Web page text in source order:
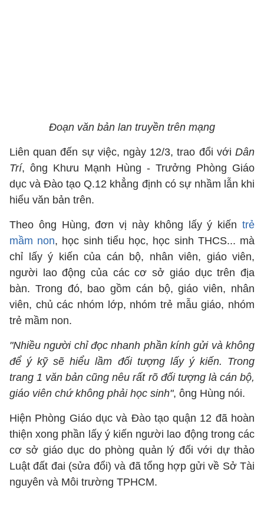
Đoạn văn bản lan truyền trên mạng
Liên quan đến sự việc, ngày 12/3, trao đổi với Dân
Trí, ông Khưu Mạnh Hùng - Trưởng Phòng Giáo
dục và Đào tạo Q.12 khẳng định có sự nhầm lẫn khi
hiểu văn bản trên.
Theo ông Hùng, đơn vị này không lấy ý kiến trẻ
mầm non, học sinh tiểu học, học sinh THCS... mà
chỉ lấy ý kiến của cán bộ, nhân viên, giáo viên,
người lao động của các cơ sở giáo dục trên địa
bàn. Trong đó, bao gồm cán bộ, giáo viên, nhân
viên, chủ các nhóm lớp, nhóm trẻ mẫu giáo, nhóm
trẻ mầm non.
"Nhiều người chỉ đọc nhanh phần kính gửi và không
để ý kỹ sẽ hiểu lầm đối tượng lấy ý kiến. Trong
trang 1 văn bản cũng nêu rất rõ đối tượng là cán bộ,
giáo viên chứ không phải học sinh", ông Hùng nói.
Hiện Phòng Giáo dục và Đào tạo quận 12 đã hoàn
thiện xong phần lấy ý kiến người lao động trong các
cơ sở giáo dục do phòng quản lý đối với dự thảo
Luật đất đai (sửa đổi) và đã tổng hợp gửi về Sở Tài
nguyên và Môi trường TPHCM.